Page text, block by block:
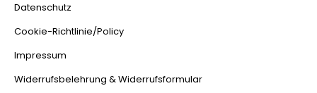
Datenschutz
Cookie-Richtlinie/Policy
Impressum
Widerrufsbelehrung & Widerrufsformular